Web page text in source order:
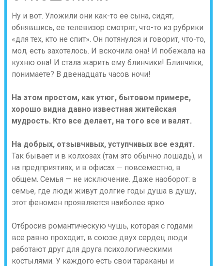
Ну и вот. Уложили они как-то ее сына, сидят,
обнявшись, ее телевизор смотрят, что-то из рубрики
«для тех, кто не спит». Он потянулся и говорит, что-то,
мол, есть захотелось. И вскочила она! И побежала на
кухню она! И стала жарить ему блинчики! Блинчики,
понимаете? В двенадцать часов ночи!
На этом простом, как утюг, бытовом примере,
хорошо видна давно известная житейская
мудрость. Кто все делает, на того все и валят.
На добрых, отзывчивых, уступчивых все ездят.
Так бывает и в колхозах (там это обычно лошадь), и
на предприятиях, и в офисах — повсеместно, в
общем. Семья — не исключение. Даже наоборот: в
семье, где люди живут долгие годы душа в душу,
этот феномен проявляется наиболее ярко.
Отбросив романтическую чушь, которая с годами
все равно проходит, в союзе двух сердец люди
работают друг для друга психологическими
костылями. У каждого есть свои тараканы и